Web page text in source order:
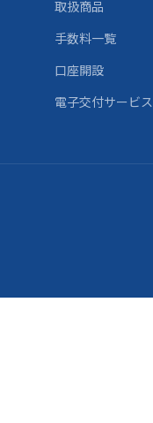
取扱商品
手数料一覧
口座開設
電子交付サービス